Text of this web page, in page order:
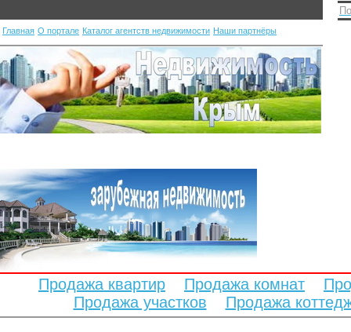
Главная О портале Каталог агентств недвижимости Наши партнёры
Продажа квартир Продажа комнат
Продажа участков
Продажа